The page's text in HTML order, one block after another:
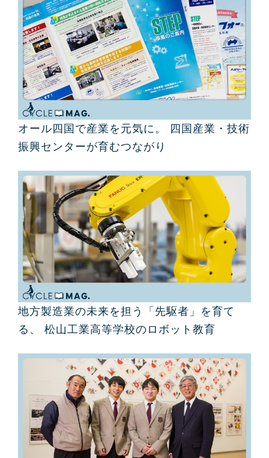
オール四国で産業を元気に。 四国産業・技術
振興センターが育むつながり
地方製造業の未来を担う「先駆者」を育て
る、 松山工業高等学校のロボット教育